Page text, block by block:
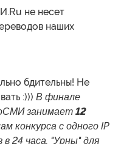
не несет
наших
бдительны! Не
:))) В финале
занимает 12
конкурса с одного IP
24 часа. "Урны" для